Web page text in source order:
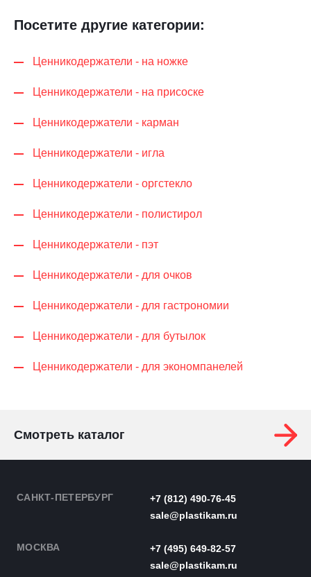
Посетите другие категории:
Ценникодер­жа­те­ли - на ножке
Ценникодер­жа­те­ли - на присоске
Ценникодер­жа­те­ли - карман
Ценникодер­жа­те­ли - игла
Ценникодер­жа­те­ли - оргстекло
Ценникодер­жа­те­ли - полистирол
Ценникодер­жа­те­ли - пэт
Ценникодер­жа­те­ли - для очков
Ценникодер­жа­те­ли - для гастрономии
Ценникодер­жа­те­ли - для бутылок
Ценникодер­жа­те­ли - для экономпанелей
Смотреть каталог
САНКТ-ПЕТЕРБУРГ
+7 (812) 490-76-45
sale@plastikam.ru
МОСКВА
+7 (495) 649-82-57
sale@plastikam.ru